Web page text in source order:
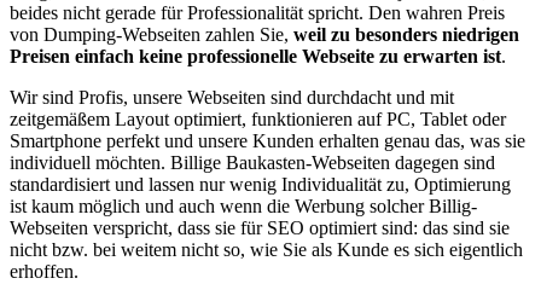
beides nicht gerade für Professionalität spricht. Den wahren Preis
von Dumping-Webseiten zahlen Sie, weil zu besonders niedrigen
Preisen einfach keine professionelle Webseite zu erwarten ist.
Wir sind Profis, unsere Webseiten sind durchdacht und mit
zeitgemäßem Layout optimiert, funktionieren auf PC, Tablet oder
Smartphone perfekt und unsere Kunden erhalten genau das, was sie
individuell möchten. Billige Baukasten-Webseiten dagegen sind
standardisiert und lassen nur wenig Individualität zu, Optimierung
ist kaum möglich und auch wenn die Werbung solcher Billig-
Webseiten verspricht, dass sie für SEO optimiert sind: das sind sie
nicht bzw. bei weitem nicht so, wie Sie als Kunde es sich eigentlich
erhoffen.